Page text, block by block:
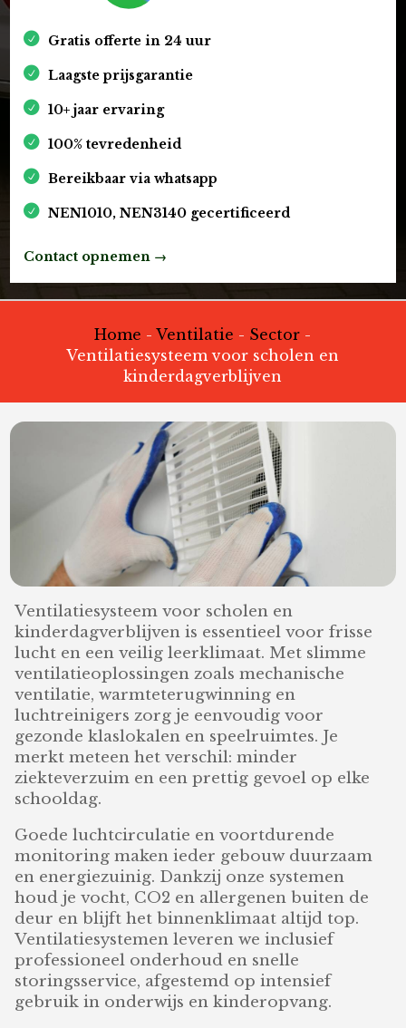
Gratis offerte in 24 uur
Laagste prijsgarantie
10+ jaar ervaring
100% tevredenheid
Bereikbaar via whatsapp
NEN1010, NEN3140 gecertificeerd
Contact opnemen →
Home -Ventilatie - Sector -
Ventilatiesysteem voor scholen en
kinderdagverblijven
Ventilatiesysteem voor scholen en
kinderdagverblijven is essentieel voor frisse
lucht en een veilig leerklimaat. Met slimme
ventilatieoplossingen zoals mechanische
ventilatie, warmteterugwinning en
luchtreinigers zorg je eenvoudig voor
gezonde klaslokalen en speelruimtes. Je
merkt meteen het verschil: minder
ziekteverzuim en een prettig gevoel op elke
schooldag.
Goede luchtcirculatie en voortdurende
monitoring maken ieder gebouw duurzaam
en energiezuinig. Dankzij onze systemen
houd je vocht, CO2 en allergenen buiten de
deur en blijft het binnenklimaat altijd top.
Ventilatiesystemen leveren we inclusief
professioneel onderhoud en snelle
storingsservice, afgestemd op intensief
gebruik in onderwijs en kinderopvang.